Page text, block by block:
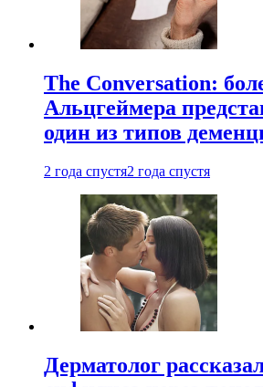
The Conversation:
Альцгеймера
один из типов
2 года спустя2 года спустя
Дерматолог